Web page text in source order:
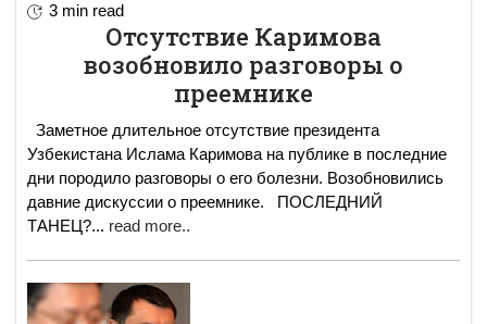
3 min read
Отсутствие Каримова
возобновило разговоры о
преемнике
Заметное длительное отсутствие президента
Узбекистана Ислама Каримова на публике в последние
дни породило разговоры о его болезни. Возобновились
давние дискуссии о преемнике. ПОСЛЕДНИЙ
ТАНЕЦ?... read more..